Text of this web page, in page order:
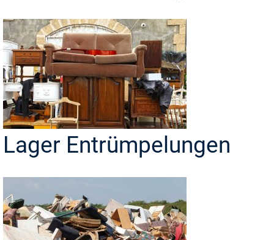
Lager Entrümpelungen